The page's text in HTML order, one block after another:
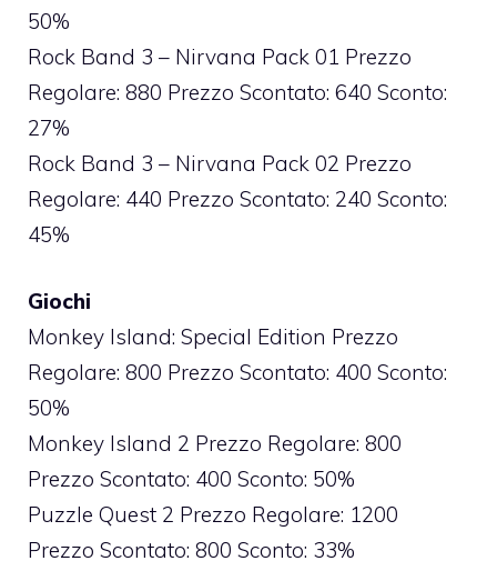
50%
Rock Band 3 – Nirvana Pack 01 Prezzo
Regolare: 880 Prezzo Scontato: 640 Sconto:
27%
Rock Band 3 – Nirvana Pack 02 Prezzo
Regolare: 440 Prezzo Scontato: 240 Sconto:
45%
Giochi
Monkey Island: Special Edition Prezzo
Regolare: 800 Prezzo Scontato: 400 Sconto:
50%
Monkey Island 2 Prezzo Regolare: 800
Prezzo Scontato: 400 Sconto: 50%
Puzzle Quest 2 Prezzo Regolare: 1200
Prezzo Scontato: 800 Sconto: 33%